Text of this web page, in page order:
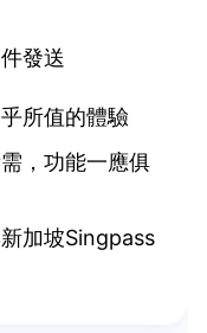
發送
所值的體驗
，功能一應俱
加坡Singpass